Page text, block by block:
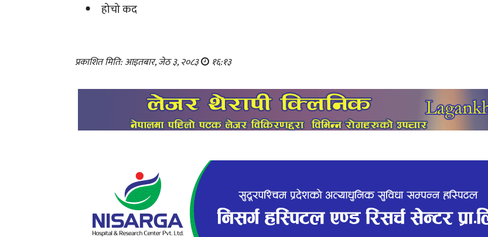
होचो कद
प्रकाशित मिति: आइतबार, जेठ ३, २०८३ १६:१३